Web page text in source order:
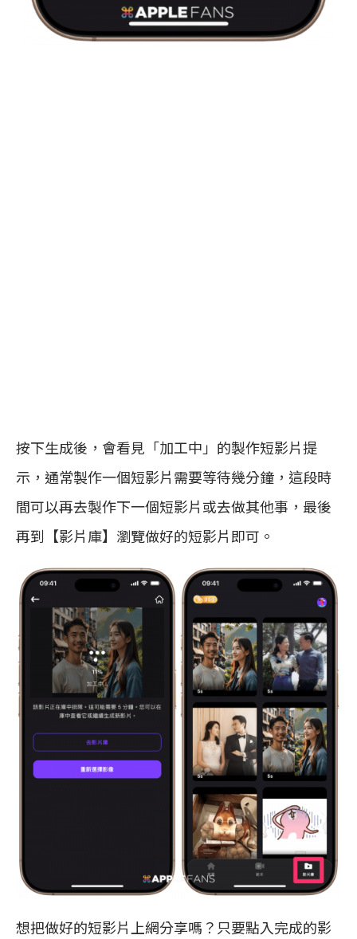
按下生成後，會看見「加工中」的製作短影片提
示，通常製作一個短影片需要等待幾分鐘，這段時
間可以再去製作下一個短影片或去做其他事，最後
再到【影片庫】瀏覽做好的短影片即可。
想把做好的短影片上網分享嗎？只要點入完成的影